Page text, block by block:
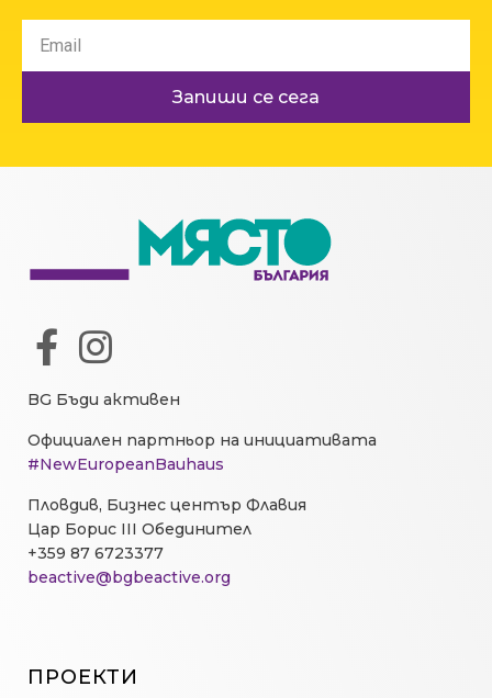
Запиши се сега
BG Бъди активен
Официален партньор на инициативата
#NewEuropeanBauhaus
Пловдив, Бизнес център Флавия
Цар Борис III Обединител
+359 87 6723377
beactive@bgbeactive.org
ПРОЕКТИ